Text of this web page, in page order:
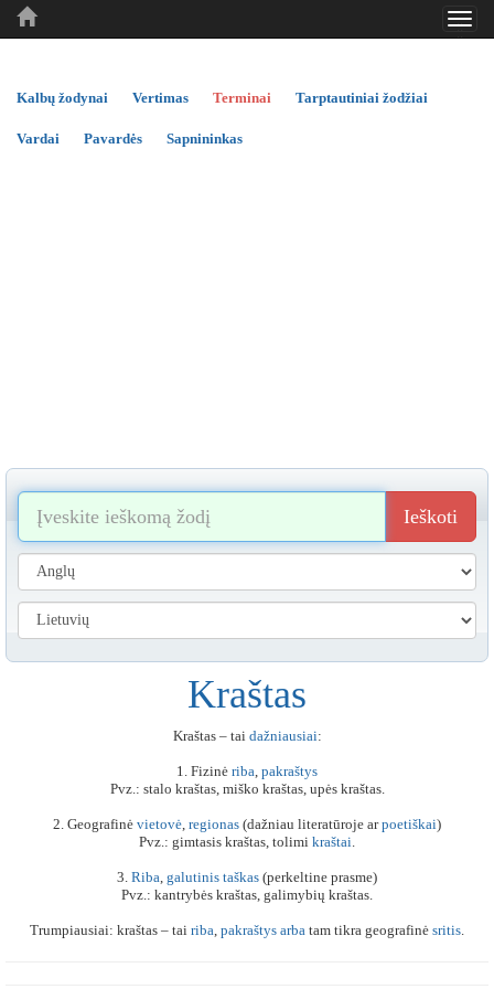
..
..
Kalbų žodynai Vertimas Terminai Tarptautiniai žodžiai
Vardai Pavardės Sapnininkas
Ieškoti
Kraštas
Kraštas – tai dažniausiai:
1. Fizinė riba, pakraštys
Pvz.: stalo kraštas, miško kraštas, upės kraštas.
2. Geografinė vietovė, regionas (dažniau literatūroje arpoetiškai)
Pvz.: gimtasis kraštas, tolimi kraštai.
3. Riba, galutinis taškas (perkeltine prasme)
Pvz.: kantrybės kraštas, galimybių kraštas.
Trumpiausiai: kraštas – tai riba, pakraštys arba tam tikra geografinė sritis.